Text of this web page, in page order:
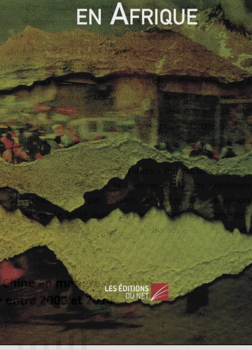
dans un contexte de ralentissement de sa croissance et
le gouvernement chinois ne peut faire autrement que de
un plan quinquennal a été présenté, s’étalant de 2016 à
de charbon, actuellement à 64 % de son mix
diminue déjà depuis 2013, mais de manière très
prévoit d’investir 361 milliards de dollars dans l’électricité à
que cela pourrait créer environ 13 millions d’emplois. De
% d’énergies non fossiles dans son mix énergétique d’ici
sur un élargissement des parts de marché dans ce
d’énergie solaire en 2016 – et l’éolien, mais surtout
ce passage à une Chine « plus verte », est d’amorcer une
les innovations technologiques – qui est une faiblesse
est aussi de relancer la croissance car des conditions
chinois à ne pas revenir, dissuadent les travailleurs
dépenses de santé publique importantes qui augmentent
transition est inévitable, elle prendra aussi du temps, peu
chinoises.